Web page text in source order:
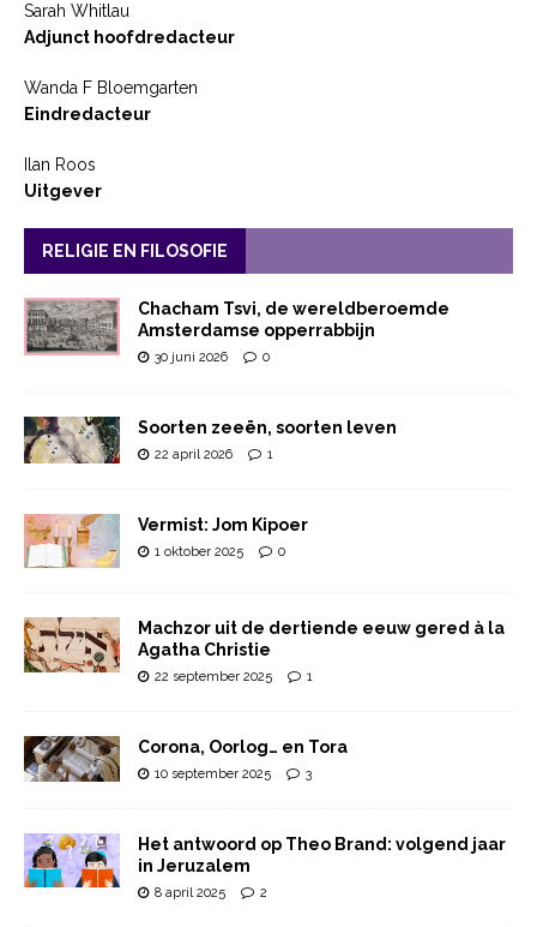
Sarah Whitlau
Adjunct hoofdredacteur
Wanda F Bloemgarten
Eindredacteur
Ilan Roos
Uitgever
RELIGIE EN FILOSOFIE
Chacham Tsvi, de wereldberoemde
Amsterdamse opperrabbijn
30 juni 2026 0
Soorten zeeën, soorten leven
22 april 2026 1
Vermist: Jom Kipoer
1 oktober 2025 0
Machzor uit de dertiende eeuw gered à la
Agatha Christie
22 september 2025 1
Corona, Oorlog… en Tora
10 september 2025 3
Het antwoord op Theo Brand: volgend jaar
in Jeruzalem
8 april 2025 2